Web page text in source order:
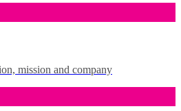
mission and company